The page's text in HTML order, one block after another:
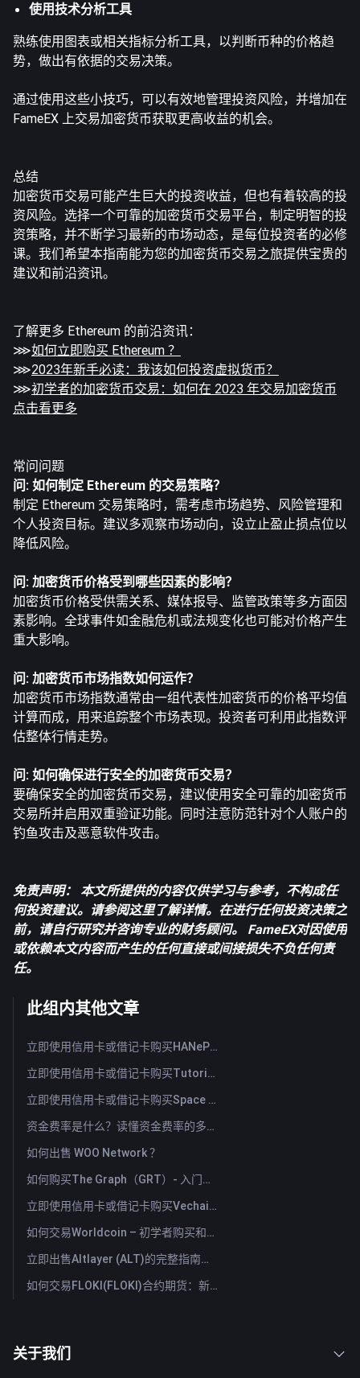
使用技术分析工具
熟练使用图表或相关指标分析工具，以判断币种的价格趋
势，做出有依据的交易决策。
通过使用这些小技巧，可以有效地管理投资风险，并增加在
FameEX 上交易加密货币获取更高收益的机会。
总结
加密货币交易可能产生巨大的投资收益，但也有着较高的投
资风险。选择一个可靠的加密货币交易平台，制定明智的投
资策略，并不断学习最新的市场动态，是每位投资者的必修
课。我们希望本指南能为您的加密货币交易之旅提供宝贵的
建议和前沿资讯。
了解更多 Ethereum 的前沿资讯：
⋙如何立即购买 Ethereum ？
⋙2023年新手必读：我该如何投资虚拟货币？
⋙初学者的加密货币交易：如何在 2023 年交易加密货币
点击看更多
常问问题
问: 如何制定 Ethereum 的交易策略？
制定 Ethereum 交易策略时，需考虑市场趋势、风险管理和
个人投资目标。建议多观察市场动向，设立止盈止损点位以
降低风险。
问: 加密货币价格受到哪些因素的影响？
加密货币价格受供需关系、媒体报导、监管政策等多方面因
素影响。全球事件如金融危机或法规变化也可能对价格产生
重大影响。
问: 加密货币市场指数如何运作？
加密货币市场指数通常由一组代表性加密货币的价格平均值
计算而成，用来追踪整个市场表现。投资者可利用此指数评
估整体行情走势。
问: 如何确保进行安全的加密货币交易？
要确保安全的加密货币交易，建议使用安全可靠的加密货币
交易所并启用双重验证功能。同时注意防范针对个人账户的
钓鱼攻击及恶意软件攻击。
免责声明： 本文所提供的内容仅供学习与参考，不构成任
何投资建议。请参阅这里了解详情。在进行任何投资决策之
前，请自行研究并咨询专业的财务顾问。 FameEX对因使用
或依赖本文内容而产生的任何直接或间接损失不负任何责
任。
此组内其他文章
立即使用信用卡或借记卡购买HANePlatform (HANEP)
立即使用信用卡或借记卡购买Tutorial (TUT)
立即使用信用卡或借记卡购买Space ID (ID)
资金费率是什么？读懂资金费率的多空信号与常见误用
如何出售 WOO Network ？
如何购买The Graph（GRT）- 入门指南
立即使用信用卡或借记卡购买Vechain (VET)
如何交易Worldcoin – 初学者购买和出售WLD的指南与技巧
立即出售Altlayer (ALT)的完整指南：快速出售Altlayer的方法
如何交易FLOKI(FLOKI)合约期货：新手全面指南
关于我们